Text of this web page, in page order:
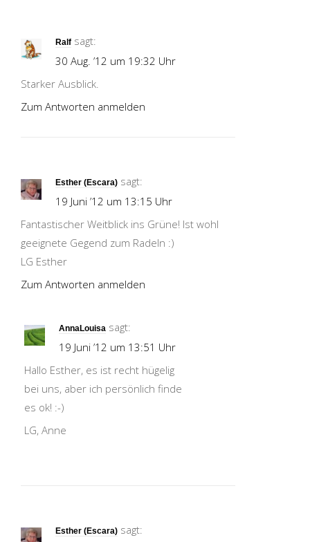
Ralf sagt:
30 Aug. ’12 um 19:32 Uhr
Starker Ausblick.
Zum Antworten anmelden
Esther (Escara) sagt:
19 Juni ’12 um 13:15 Uhr
Fantastischer Weitblick ins Grüne! Ist wohl
geeignete Gegend zum Radeln :)
LG Esther
Zum Antworten anmelden
AnnaLouisa sagt:
19 Juni ’12 um 13:51 Uhr
Hallo Esther, es ist recht hügelig
bei uns, aber ich persönlich finde
es ok! :-)
LG, Anne
Esther (Escara) sagt: